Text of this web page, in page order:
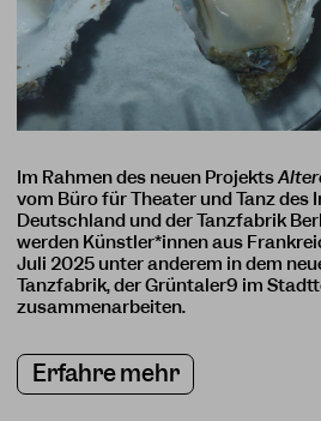
Im Rahmen des neuen Projekts
vom Büro für Theater und Tanz
Deutschland und der Tanzfabrik
werden Künstler*innen aus
Juli 2025 unter anderem in dem
Tanzfabrik, der Grüntaler9 im
zusammenarbeiten.
Erfahre mehr